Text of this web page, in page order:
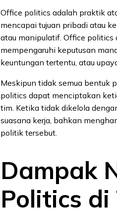
Office politics adalah praktik
mencapai tujuan pribadi atau
atau manipulatif. Office politics
mempengaruhi keputusan
keuntungan tertentu, atau
Meskipun tidak semua bentuk
politics dapat menciptakan
tim. Ketika tidak dikelola
suasana kerja, bahkan
politik tersebut.
Dampak
Politics di